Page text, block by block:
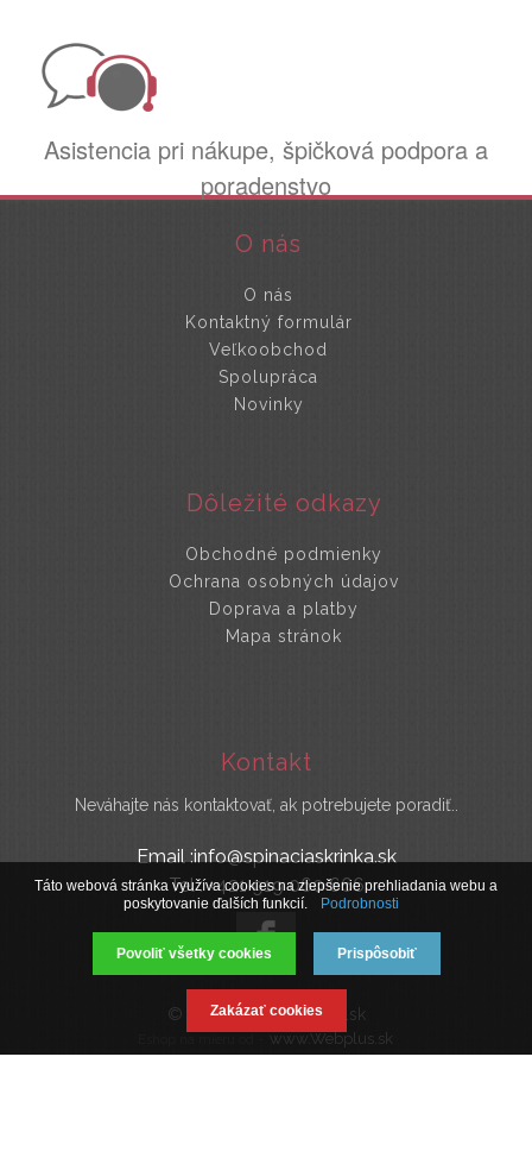
Asistencia pri nákupe, špičková podpora a
poradenstvo
O nás
O nás
Kontaktný formulár
Veľkoobchod
Spolupráca
Novinky
Dôležité odkazy
Obchodné podmienky
Ochrana osobných údajov
Doprava a platby
Mapa stránok
Kontakt
Neváhajte nás kontaktovať, ak potrebujete poradiť..
Email :info@spinaciaskrinka.sk
Tel : +421 919 060 666
© 2019 SpinaciaSkrinka.sk
www.Webplus.sk
Táto webová stránka využíva cookies na zlepšenie prehliadania webu a
poskytovanie ďalších funkcií.
Podrobnosti
Povoliť všetky cookies Prispôsobiť
Zakázať cookies